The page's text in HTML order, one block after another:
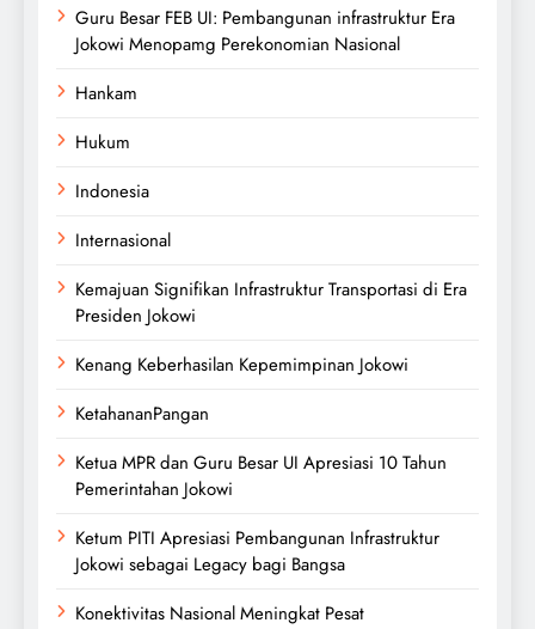
Guru Besar FEB UI: Pembangunan infrastruktur Era
Jokowi Menopamg Perekonomian Nasional
Hankam
Hukum
Indonesia
Internasional
Kemajuan Signifikan Infrastruktur Transportasi di Era
Presiden Jokowi
Kenang Keberhasilan Kepemimpinan Jokowi
KetahananPangan
Ketua MPR dan Guru Besar UI Apresiasi 10 Tahun
Pemerintahan Jokowi
Ketum PITI Apresiasi Pembangunan Infrastruktur
Jokowi sebagai Legacy bagi Bangsa
Konektivitas Nasional Meningkat Pesat